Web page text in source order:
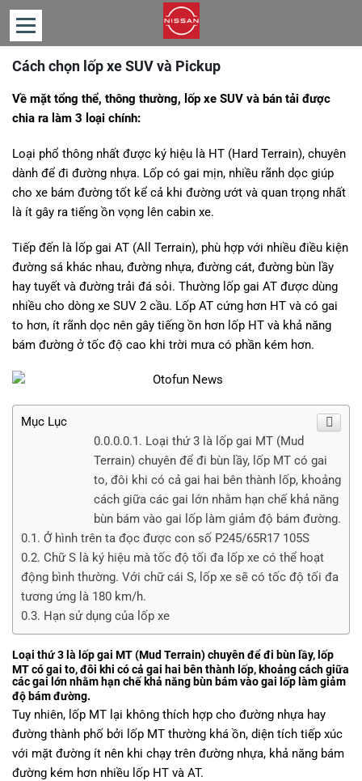
TRANG
GIỚI
SẢN
PHẨM
TIN
TƯ
VẤN
LIÊN
HỆ
GIÁ
Cách chọn lốp xe SUV và Pickup
Về mặt tổng thể, thông thường, lốp xe SUV và bán tải được
chia ra làm 3 loại chính:
Loại phổ thông nhất được ký hiệu là HT (Hard Terrain), chuyên
dành để đi đường nhựa. Lốp có gai mịn, nhiều rãnh dọc giúp
cho xe bám đường tốt kể cả khi đường ướt và quan trọng nhất
là ít gây ra tiếng ồn vọng lên cabin xe.
Tiếp đến là lốp gai AT (All Terrain), phù hợp với nhiều điều kiện
đường sá khác nhau, đường nhựa, đường cát, đường bùn lầy
hay tuyết và đường trải đá sỏi. Thường lốp gai AT được dùng
nhiều cho dòng xe SUV 2 cầu. Lốp AT cứng hơn HT và có gai
to hơn, ít rãnh dọc nên gây tiếng ồn hơn lốp HT và khả năng
bám đường ở tốc độ cao khi trời mưa có phần kém hơn.
Mục Lục
Loại thứ 3 là lốp gai MT (Mud
Terrain) chuyên để đi bùn lầy, lốp MT có gai
to, đôi khi có cả gai hai bên thành lốp, khoảng
cách giữa các gai lớn nhằm hạn chế khả năng
bùn bám vào gai lốp làm giảm độ bám đường.
Ở hình trên ta đọc được con số P245/65R17 105S
Chữ S là ký hiệu mà tốc độ tối đa lốp xe có thể hoạt
động bình thường. Với chữ cái S, lốp xe sẽ có tốc độ tối đa
tương ứng là 180 km/h.
Hạn sử dụng của lốp xe
Loại thứ 3 là lốp gai MT (Mud Terrain) chuyên để đi bùn lầy, lốp
MT có gai to, đôi khi có cả gai hai bên thành lốp, khoảng cách giữa
các gai lớn nhằm hạn chế khả năng bùn bám vào gai lốp làm giảm
độ bám đường.
Tuy nhiên, lốp MT lại không thích hợp cho đường nhựa hay
đường thành phố bởi lốp MT thường khá ồn, diện tích tiếp xúc
với mặt đường ít nên khi chạy trên đường nhựa, khả năng bám
đường kém hơn nhiều lốp HT và AT.